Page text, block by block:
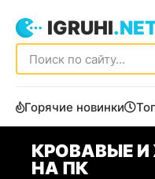
IGRUHI
Горячие новинки
КРОВАВЫЕ
НА ПК